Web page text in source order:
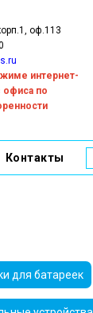
оф.113
интернет-
офиса по
Контакты
для батареек